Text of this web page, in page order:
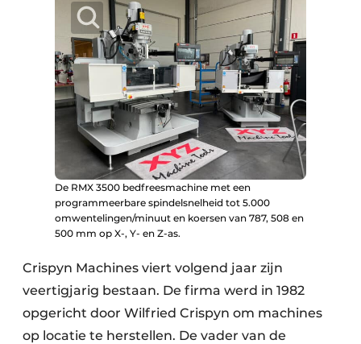
De RMX 3500 bedfreesmachine met een
programmeerbare spindelsnelheid tot 5.000
omwentelingen/minuut en koersen van 787, 508 en
500 mm op X-, Y- en Z-as.
Crispyn Machines viert volgend jaar zijn
veertigjarig bestaan. De firma werd in 1982
opgericht door Wilfried Crispyn om machines
op locatie te herstellen. De vader van de